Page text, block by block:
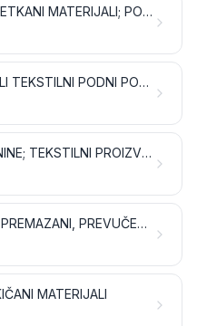
VATA, PUST I NETKANI MATERIJALI; POSEBNA PREĐA; KONOPI, UZICE I UŽAD TE PROIZVODI OD NJIH
SAGOVI I OSTALI TEKSTILNI PODNI POKRIVAČI
POSEBNE TKANINE; TEKSTILNI PROIZVODI DOBIVENI TAFTING POSTUPKOM; ČIPKE; TAPISERIJE; POZAMANTERIJA; VEZ
IMPREGNIRANI, PREMAZANI, PREVUČENI, PREKRIVENI ILI LAMINIRANI TEKSTILNI MATERIJALI; TEKSTILNI PROIZVODI PRIKLADNI ZA INDUSTRIJSKU UPORABU
MATERIJALI